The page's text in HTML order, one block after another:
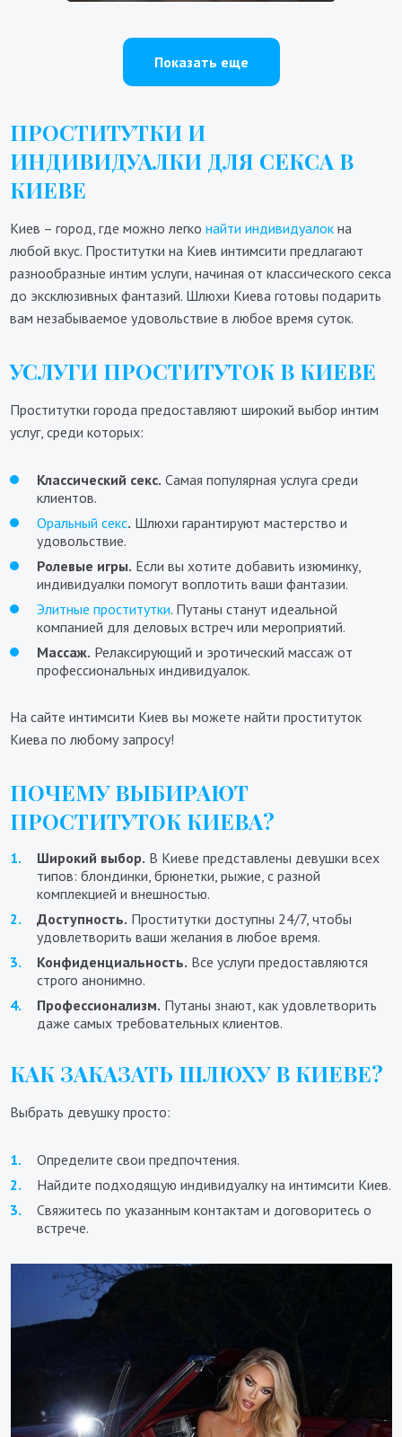
Показать еще
ПРОСТИТУТКИ И
ИНДИВИДУАЛКИ ДЛЯ СЕКСА В
КИЕВЕ
Киев – город, где можно легконайти индивидуалок на
любой вкус. Проститутки на Киев интимсити предлагают
разнообразные интим услуги, начиная от классического секса
до эксклюзивных фантазий. Шлюхи Киева готовы подарить
вам незабываемое удовольствие в любое время суток.
УСЛУГИ ПРОСТИТУТОК В КИЕВЕ
Проститутки города предоставляют широкий выбор интим
услуг, среди которых:
Классический секс. Самая популярная услуга среди
клиентов.
Оральный секс. Шлюхи гарантируют мастерство и
удовольствие.
Ролевые игры. Если вы хотите добавить изюминку,
индивидуалки помогут воплотить ваши фантазии.
Элитные проститутки. Путаны станут идеальной
компанией для деловых встреч или мероприятий.
Массаж. Релаксирующий и эротический массаж от
профессиональных индивидуалок.
На сайте интимсити Киев вы можете найти проституток
Киева по любому запросу!
ПОЧЕМУ ВЫБИРАЮТ
ПРОСТИТУТОК КИЕВА?
Широкий выбор. В Киеве представлены девушки всех
типов: блондинки, брюнетки, рыжие, с разной
комплекцией и внешностью.
Доступность. Проститутки доступны 24/7, чтобы
удовлетворить ваши желания в любое время.
Конфиденциальность. Все услуги предоставляются
строго анонимно.
Профессионализм. Путаны знают, как удовлетворить
даже самых требовательных клиентов.
КАК ЗАКАЗАТЬ ШЛЮХУ В КИЕВЕ?
Выбрать девушку просто:
Определите свои предпочтения.
Найдите подходящую индивидуалку на интимсити Киев.
Свяжитесь по указанным контактам и договоритесь о
встрече.